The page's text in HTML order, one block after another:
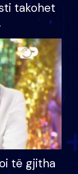
takohet
letër
të gjitha